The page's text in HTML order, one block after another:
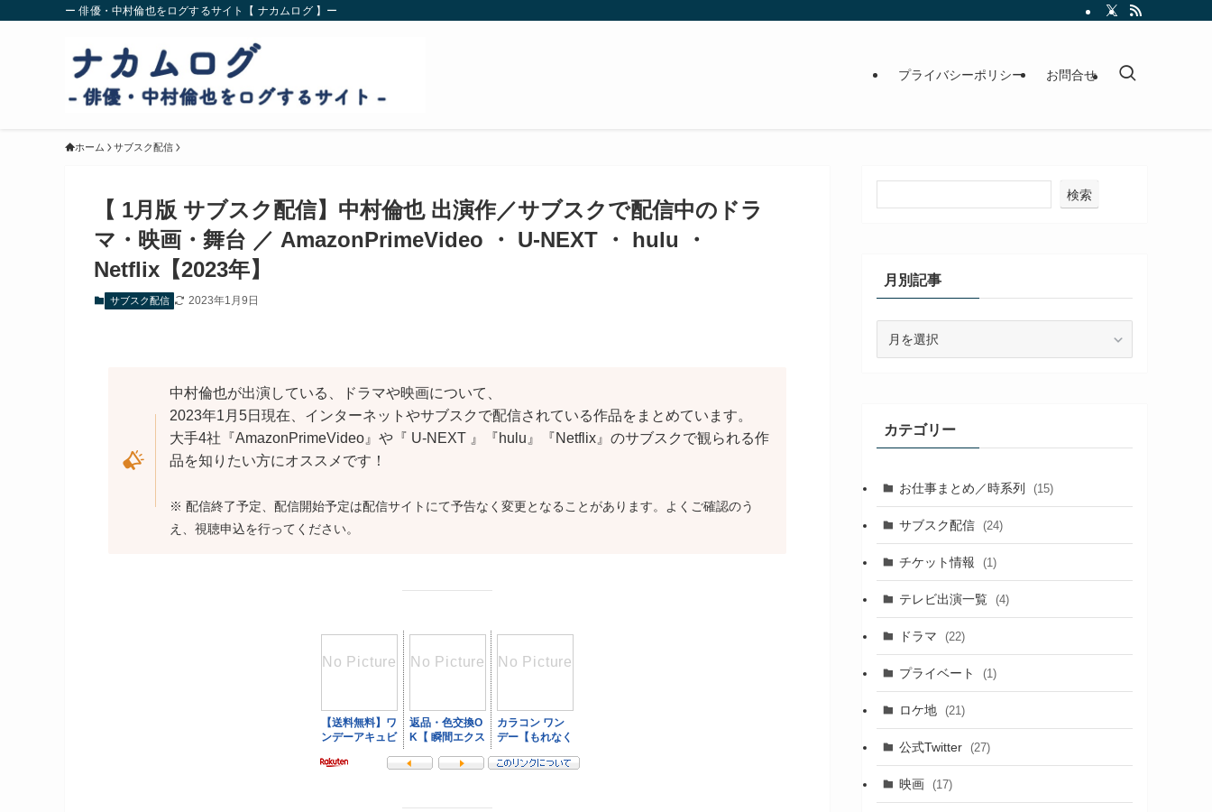
ー 俳優・中村倫也をログするサイト【 ナカムログ 】ー
プライバシーポリシー お問合せ
ホーム サブスク配信
【 1月版 サブスク配信】中村倫也 出演作／サブスクで配信中のドラ
マ・映画・舞台 ／ AmazonPrimeVideo ・ U-NEXT ・ hulu ・
Netflix【2023年】
サブスク配信 2023年1月9日
中村倫也が出演している、ドラマや映画について、
2023年1月5日現在、インターネットやサブスクで配信されている作品をまとめています。
大手4社『AmazonPrimeVideo』や『 U-NEXT 』『hulu』『Netflix』のサブスクで観られる作
品を知りたい方にオススメです！
※ 配信終了予定、配信開始予定は配信サイトにて予告なく変更となることがあります。よくご確認のう
え、視聴申込を行ってください。
検索
月別記事
カテゴリー
お仕事まとめ／時系列 (15)
サブスク配信 (24)
チケット情報 (1)
テレビ出演一覧 (4)
ドラマ (22)
プライベート (1)
ロケ地 (21)
公式Twitter (27)
映画 (17)